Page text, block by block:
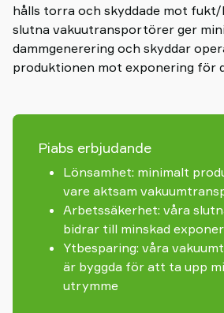
hålls torra och skyddade mot
slutna vakuutransportörer ger
dammgenerering och skyddar
produktionen mot exponering för
Piabs erbjudande
Lönsamhet: minimalt
vare aktsam
Arbetssäkerhet: våra
bidrar till minskad
Ytbesparing: våra
är byggda för att ta upp
utrymme